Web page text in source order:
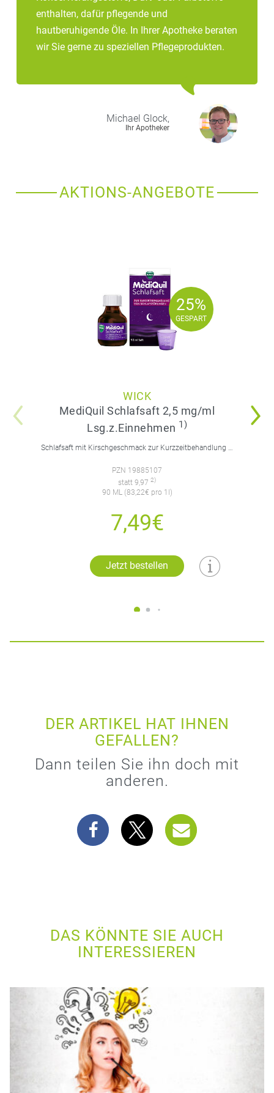
– Die empfohlenen Impfungen sollten durchgeführt
werden. Impfungen lösen keine allergischen
Krankheiten aus.
enthalten, dafür pflegende und
hautberuhigende Öle. In Ihrer Apotheke beraten
wir Sie gerne zu speziellen Pflegeprodukten.
Michael Glock,
Ihr Apotheker
AKTIONS-ANGEBOTE
25%
GESPART
25%
GESPART
WICK
MediQuil Schlafsaft 2,5 mg/ml
Lsg.z.Einnehmen 1)
Schlafsaft mit Kirschgeschmack zur Kurzzeitbehandlung von Schlafstörungen. Für Erwachsene.
PZN 19885107
statt 9,97 2)
90 ML (83,22€ pro 1l)
7,49€
Jetzt bestellen
DER ARTIKEL HAT IHNEN
GEFALLEN?
Dann teilen Sie ihn doch mit
anderen.
DAS KÖNNTE SIE AUCH
INTERESSIEREN